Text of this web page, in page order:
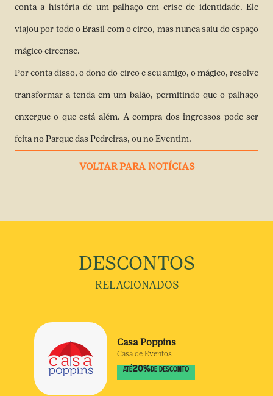
conta a história de um palhaço em crise de identidade. Ele
viajou por todo o Brasil com o circo, mas nunca saiu do espaço
mágico circense.
Por conta disso, o dono do circo e seu amigo, o mágico, resolve
transformar a tenda em um balão, permitindo que o palhaço
enxergue o que está além. A compra dos ingressos pode ser
feita no Parque das Pedreiras, ou no Eventim.
VOLTAR PARA NOTÍCIAS
DESCONTOS
RELACIONADOS
Casa Poppins
Casa de Eventos
ATÉ20% DE DESCONTO